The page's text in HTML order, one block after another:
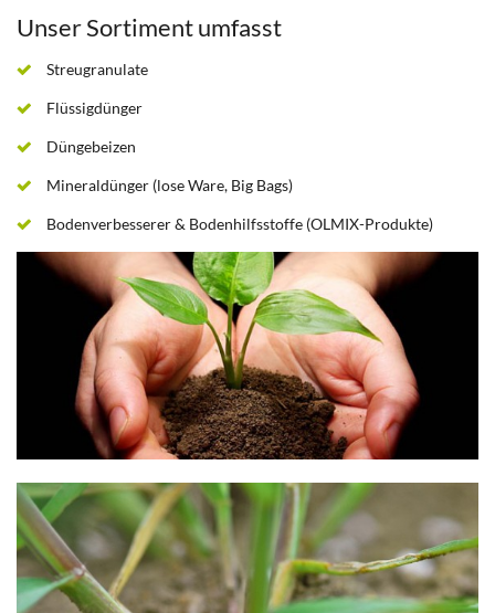
Unser Sortiment umfasst
Streugranulate
Flüssigdünger
Düngebeizen
Mineraldünger (lose Ware, Big Bags)
Bodenverbesserer & Bodenhilfsstoffe (OLMIX-Produkte)